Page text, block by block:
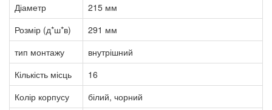
Діаметр
215 мм
Розмір (д*ш*в)
291 мм
тип монтажу
внутрішний
Кількість місць
16
Колір корпусу
білий, чорний